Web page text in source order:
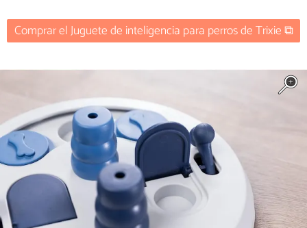
Comprar el Juguete de inteligencia para perros de Trixie ⧉